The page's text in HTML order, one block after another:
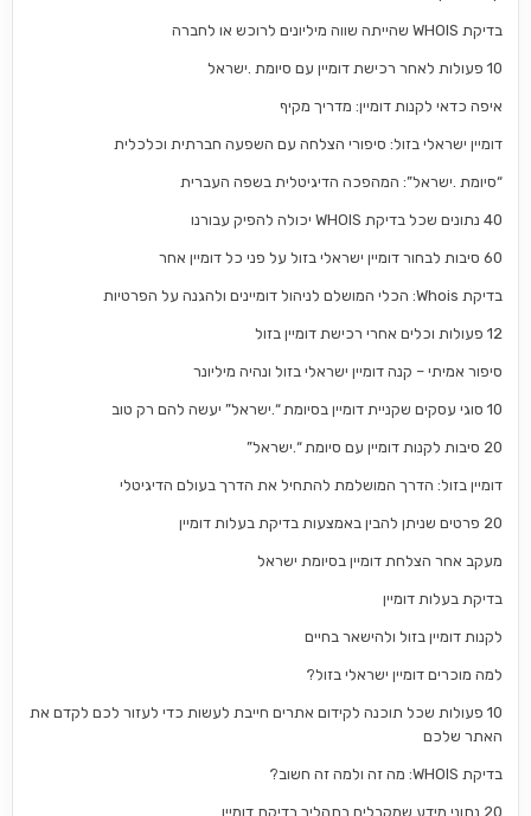
בדיקת WHOIS שהייתה שווה מיליונים לרוכש או לחברה
10 פעולות לאחר רכישת דומיין עם סיומת .ישראל
איפה כדאי לקנות דומיין: מדריך מקיף
דומיין ישראלי בזול: סיפורי הצלחה עם השפעה חברתית וכלכלית
“סיומת .ישראל”: המהפכה הדיגיטלית בשפה העברית
40 נתונים שכל בדיקת WHOIS יכולה להפיק עבורנו
60 סיבות לבחור דומיין ישראלי בזול על פני כל דומיין אחר
בדיקת Whois: הכלי המושלם לניהול דומיינים ולהגנה על הפרטיות
12 פעולות וכלים אחרי רכישת דומיין בזול
סיפור אמיתי – קנה דומיין ישראלי בזול ונהיה מיליונר
10 סוגי עסקים שקניית דומיין בסיומת “.ישראל” יעשה להם רק טוב
20 סיבות לקנות דומיין עם סיומת “.ישראל”
דומיין בזול: הדרך המושלמת להתחיל את הדרך בעולם הדיגיטלי
20 פרטים שניתן להבין באמצעות בדיקת בעלות דומיין
מעקב אחר הצלחת דומיין בסיומת ישראל
בדיקת בעלות דומיין
לקנות דומיין בזול ולהישאר בחיים
למה מוכרים דומיין ישראלי בזול?
10 פעולות שכל תוכנה לקידום אתרים חייבת לעשות כדי לעזור לכם לקדם את
האתר שלכם
בדיקת WHOIS: מה זה ולמה זה חשוב?
20 נתוני מידע שמקבלים בתהליך בדיקת דומיין